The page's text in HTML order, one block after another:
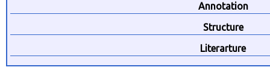
Annotation
Structure
Literarture